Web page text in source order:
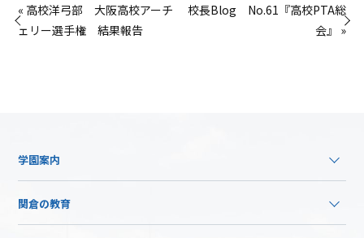
« 高校洋弓部 大阪高校アーチ
ェリー選手権 結果報告
校長Blog No.61『高校PTA総
会』 »
学園案内
関倉の教育